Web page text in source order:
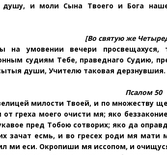
и моли Сына Твоего и Бога
[Во святую же
на умовении вечери просвещахуся,
судиям Тебе, праведнаго Судию,
души, Учителю таковая дерзнувшия.
Псалом 50
милости Твоей, и по множеству
от греха моего очисти мя; яко
пред Тобою сотворих; яко да
зачат есмь, и во гресех роди мя мати
ми еси. Окропиши мя иссопом, и